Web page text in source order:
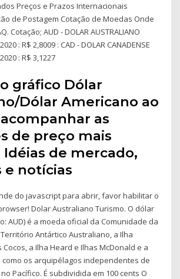
Preços e Prazos Internacionais
de Postagem Cotação de Moedas Onde
Cotação; AUD - DOLAR AUSTRALIANO
: R$ 2,8009 : CAD - DOLAR CANADENSE
: R$ 3,1227
gráfico Dólar
Dólar Americano ao
as
de preço mais
de mercado,
e notícias
do javascript para abrir, favor habilitar o
Dolar Australiano Turismo. O dólar
AUD) é a moeda oficial da Comunidade da
Antártico Australiano, a Ilha
Cocos, a Ilha Heard e Ilhas McDonald e a
como os arquipélagos independentes de
Pacífico. É subdividida em 100 cents O